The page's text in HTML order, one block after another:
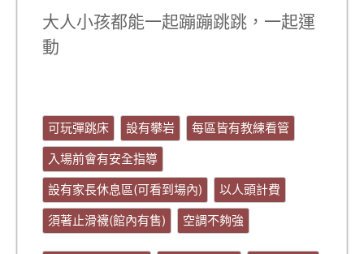
大人小孩都能一起蹦蹦跳跳，一起運
動
可玩彈跳床 設有攀岩
每區皆有教練看管
入場前會有安全指導
設有家長休息區(可看到場內)
以人頭計費
須著止滑襪(館內有售)
空調不夠強